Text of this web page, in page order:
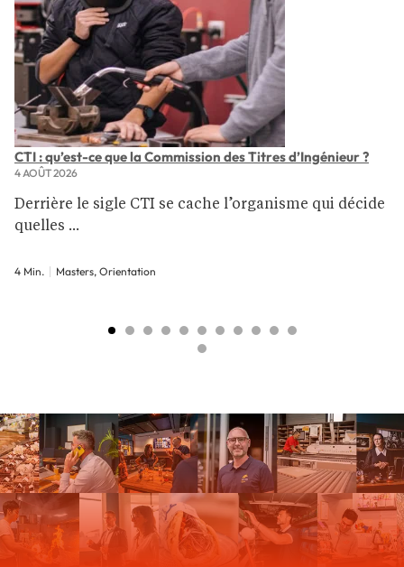
CTI : qu’est-ce que la Commission des Titres d’Ingénieur ?
4 AOÛT 2026
Derrière le sigle CTI se cache l’organisme qui décide
quelles ...
4 Min. Masters, Orientation